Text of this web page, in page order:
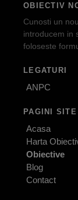
OBIECTIV
Cunosti un
introducem in
foloseste
LEGATURI
ANPC
PAGINI SITE
Acasa
Harta
Obiective
Blog
Contact